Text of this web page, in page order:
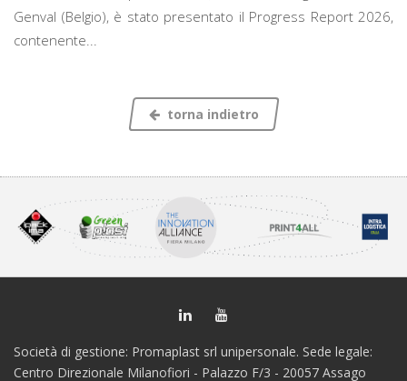
Genval (Belgio), è stato presentato il Progress Report 2026,
contenente...
torna indietro
Società di gestione: Promaplast srl unipersonale. Sede legale:
Centro Direzionale Milanofiori - Palazzo F/3 - 20057 Assago